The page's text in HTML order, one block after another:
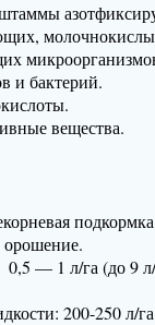
и бактерий.
вещества.
орошение.
0,5 — 1 л/га (до 9
200-250 л/га